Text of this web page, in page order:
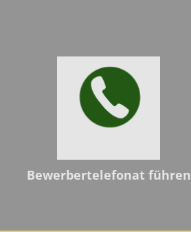
Bewerbertelefonat führen